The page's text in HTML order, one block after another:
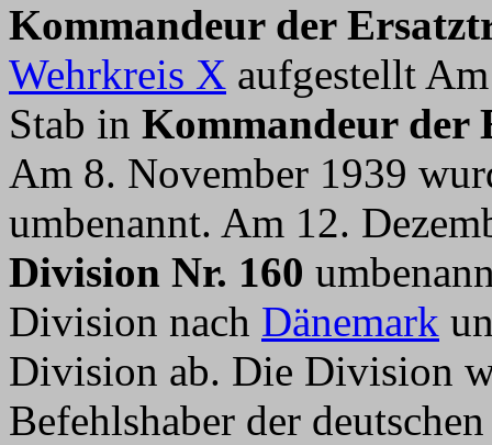
Kommandeur der
Wehrkreis X aufgestellt
Stab in Kommandeur der
Am 8. November 1939
umbenannt. Am 12.
Division Nr. 160
Division nach Dänemark
Division ab. Die Division
Befehlshaber der